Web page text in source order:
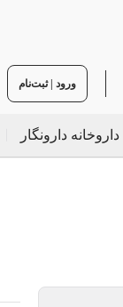
ورود | ثبت‌نام
داروخانه دارونگار